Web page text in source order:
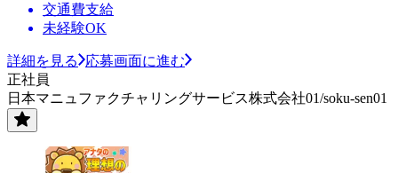
交通費支給
未経験OK
詳細を見る
応募画面に進む
正社員
日本マニュファクチャリングサービス株式会社01/soku-sen01